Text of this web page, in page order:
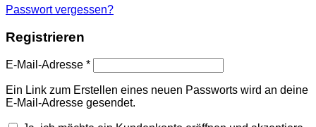
Passwort vergessen?
Registrieren
E-Mail-Adresse *Erforderlich
Ein Link zum Erstellen eines neuen Passworts wird an deine
E-Mail-Adresse gesendet.